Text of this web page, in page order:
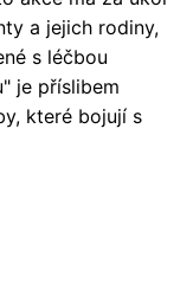
a jejich rodiny,
s léčbou
je příslibem
které bojují s